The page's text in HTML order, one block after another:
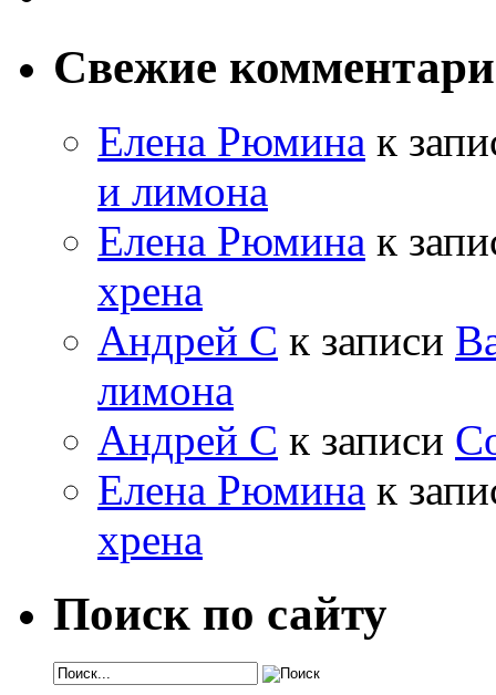
Свежие
Елена Рюмина к
и лимона
Елена Рюмина к
хрена
Андрей С к записи
лимона
Андрей С к записи
Елена Рюмина к
хрена
Поиск по сайту